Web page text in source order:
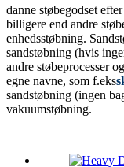
danne støbegodset
billigere end andre
enhedsstøbning.
sandstøbning (hvis
andre støbeprocesser
egne navne, som f.eks
sandstøbning (ingen
vakuumstøbning.